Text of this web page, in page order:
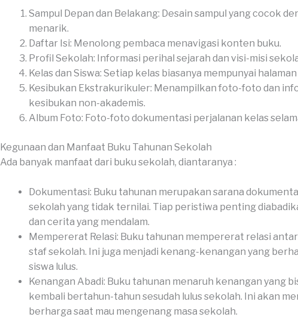
Sampul Depan dan Belakang: Desain sampul yang cocok
menarik.
Daftar Isi: Menolong pembaca menavigasi konten buku.
Profil Sekolah: Informasi perihal sejarah dan visi-misi
Kelas dan Siswa: Setiap kelas biasanya mempunyai
Kesibukan Ekstrakurikuler: Menampilkan foto-foto dan
kesibukan non-akademis.
Album Foto: Foto-foto dokumentasi perjalanan kelas
Kegunaan dan Manfaat Buku Tahunan Sekolah
Ada banyak manfaat dari buku sekolah, diantaranya :
Dokumentasi: Buku tahunan merupakan sarana
sekolah yang tidak ternilai. Tiap peristiwa penting
dan cerita yang mendalam.
Mempererat Relasi: Buku tahunan mempererat relasi antar
staf sekolah. Ini juga menjadi kenang-kenangan yang
siswa lulus.
Kenangan Abadi: Buku tahunan menaruh kenangan yang
kembali bertahun-tahun sesudah lulus sekolah. Ini akan
berharga saat mau mengenang masa sekolah.